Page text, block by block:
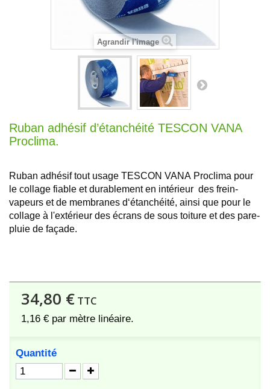
Agrandir l'image
Ruban adhésif d’étanchéité TESCON VANA
Proclima.
Ruban adhésif tout usage TESCON VANA Proclima pour
le collage fiable et durablement en intérieur des frein-
vapeurs et de membranes d‘étanchéité, ainsi que pour le
collage à l'extérieur des écrans de sous toiture et des pare-
pluie de façade.
34,80 € TTC
1,16 € par mètre linéaire.
Quantité